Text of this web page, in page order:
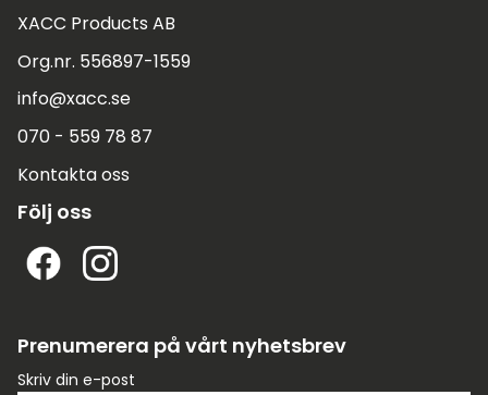
XACC Products AB
Org.nr. 556897-1559
info@xacc.se
070 - 559 78 87
Kontakta oss
Följ oss
Prenumerera på vårt nyhetsbrev
Skriv din e-post